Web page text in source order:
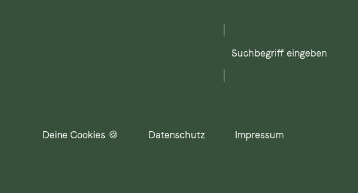
Suchbegriff
Deine Cookies 🍪 Datenschutz Impressum